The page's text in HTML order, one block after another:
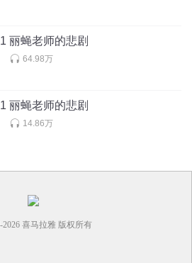
丽蝇老师的悲剧
64.98万
丽蝇老师的悲剧
14.86万
2026 喜马拉雅 版权所有